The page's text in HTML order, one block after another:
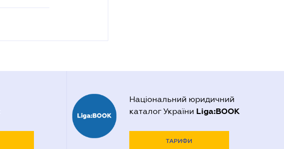
Національний юридичний
каталог України Liga:BOOK
ТАРИФИ